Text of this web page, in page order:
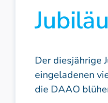
Patienteninformation
Der diesjährige
eingeladenen
die DAAO